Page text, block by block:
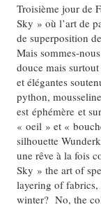
Troisième jour de
Sky » où l’art de
de superposition
Mais sommes-
douce mais
et élégantes
python,
est éphémère et
« oeil » et «
silhouette
une rêve à la fois
Sky » the art of
layering of
winter? No, the